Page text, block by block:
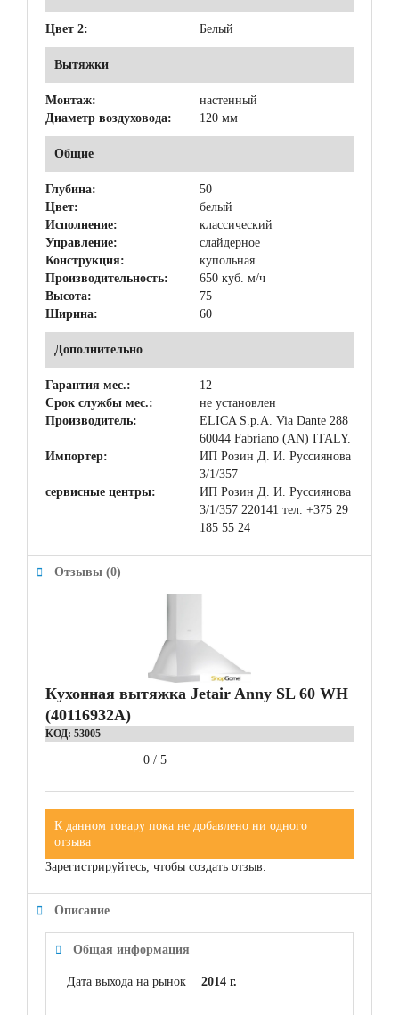
Цвет 2: Белый
Вытяжки
Монтаж:
настенный
Диаметр воздуховода:
120 мм
Общие
Глубина:
50
Цвет:
белый
Исполнение:
классический
Управление:
слайдерное
Конструкция:
купольная
Производительность:
650 куб. м/ч
Высота:
75
Ширина:
60
Дополнительно
Гарантия мес.:
12
Срок службы мес.:
не установлен
Производитель:
ELICA S.p.A. Via Dante 288
60044 Fabriano (AN) ITALY.
Импортер:
ИП Розин Д. И. Руссиянова
3/1/357
сервисные центры:
ИП Розин Д. И. Руссиянова
3/1/357 220141 тел. +375 29
185 55 24
Отзывы (0)
Кухонная вытяжка Jetair Anny SL 60 WH
(40116932A)
КОД: 53005
0 / 5
К данном товару пока не добавлено ни одного
отзыва
Зарегистрируйтесь, чтобы создать отзыв.
Описание
Общая информация
Дата выхода на рынок 2014 г.